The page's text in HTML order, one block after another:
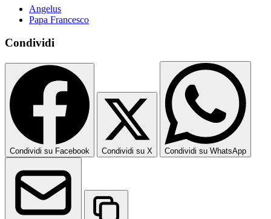
Angelus
Papa Francesco
Condividi
Condividi su Facebook Condividi su X Condividi su WhatsApp